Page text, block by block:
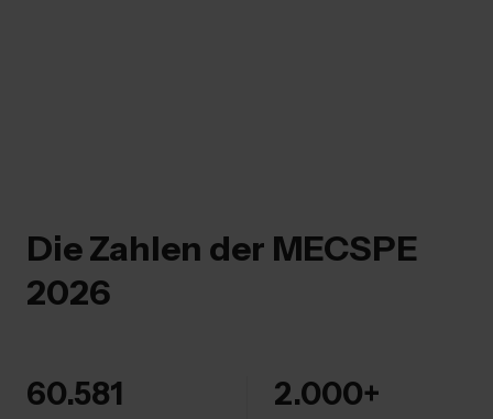
Die Zahlen der MECSPE
2026
60.581 2.000+